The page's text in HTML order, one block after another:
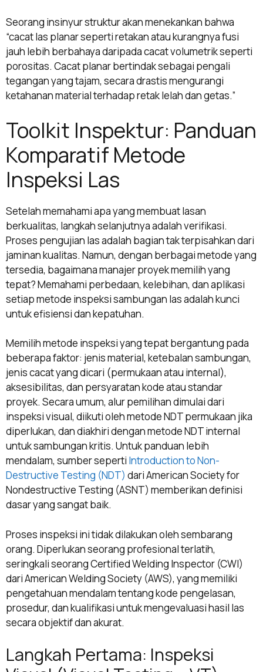
Seorang insinyur struktur akan menekankan bahwa
“cacat las planar seperti retakan atau kurangnya fusi
jauh lebih berbahaya daripada cacat volumetrik seperti
porositas. Cacat planar bertindak sebagai pengali
tegangan yang tajam, secara drastis mengurangi
ketahanan material terhadap retak lelah dan getas.”
Toolkit Inspektur: Panduan
Komparatif Metode
Inspeksi Las
Setelah memahami apa yang membuat lasan
berkualitas, langkah selanjutnya adalah verifikasi.
Proses pengujian las adalah bagian tak terpisahkan dari
jaminan kualitas. Namun, dengan berbagai metode yang
tersedia, bagaimana manajer proyek memilih yang
tepat? Memahami perbedaan, kelebihan, dan aplikasi
setiap metode inspeksi sambungan las adalah kunci
untuk efisiensi dan kepatuhan.
Memilih metode inspeksi yang tepat bergantung pada
beberapa faktor: jenis material, ketebalan sambungan,
jenis cacat yang dicari (permukaan atau internal),
aksesibilitas, dan persyaratan kode atau standar
proyek. Secara umum, alur pemilihan dimulai dari
inspeksi visual, diikuti oleh metode NDT permukaan jika
diperlukan, dan diakhiri dengan metode NDT internal
untuk sambungan kritis. Untuk panduan lebih
mendalam, sumber seperti Introduction to Non-
Destructive Testing (NDT) dari American Society for
Nondestructive Testing (ASNT) memberikan definisi
dasar yang sangat baik.
Proses inspeksi ini tidak dilakukan oleh sembarang
orang. Diperlukan seorang profesional terlatih,
seringkali seorang Certified Welding Inspector (CWI)
dari American Welding Society (AWS), yang memiliki
pengetahuan mendalam tentang kode pengelasan,
prosedur, dan kualifikasi untuk mengevaluasi hasil las
secara objektif dan akurat.
Langkah Pertama: Inspeksi